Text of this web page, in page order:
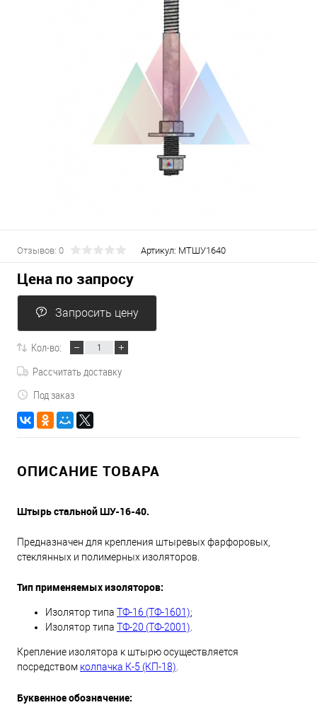
Отзывов: 0 Артикул: МТШУ1640
Цена по запросу
Запросить цену
Кол-во:
Рассчитать доставку
Под заказ
ОПИСАНИЕ ТОВАРА
Штырь стальной ШУ-16-40.
Предназначен для крепления штыревых фарфоровых,
стеклянных и полимерных изоляторов.
Тип применяемых изоляторов:
Изолятор типа ТФ-16 (ТФ-1601);
Изолятор типа ТФ-20 (ТФ-2001)
Крепление изолятора к штырю осуществляется
посредством колпачка К-5 (КП-18)
Буквенное обозначение: